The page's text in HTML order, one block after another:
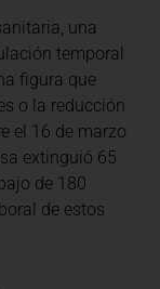
una
temporal
figura que
o la reducción
el 16 de marzo
extinguió 65
de 180
de estos